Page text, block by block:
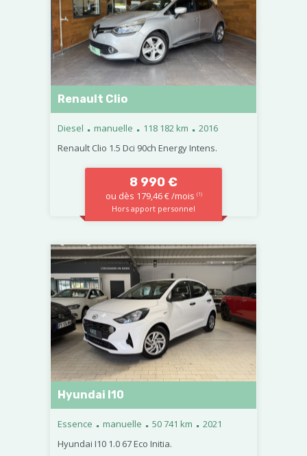
Renault Clio
Diesel . manuelle . 118 182 km . 2016
Renault Clio 1.5 Dci 90ch Energy Intens.
8 990 €
ou dès 179,46 € /mois (1)
Hors apport personnel
Hyundai I10
Essence . manuelle . 50 741 km . 2021
Hyundai I10 1.0 67 Eco Initia.